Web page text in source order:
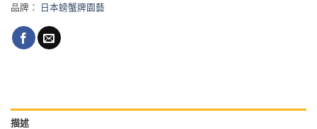
品牌：
日本螃蟹牌園藝
描述